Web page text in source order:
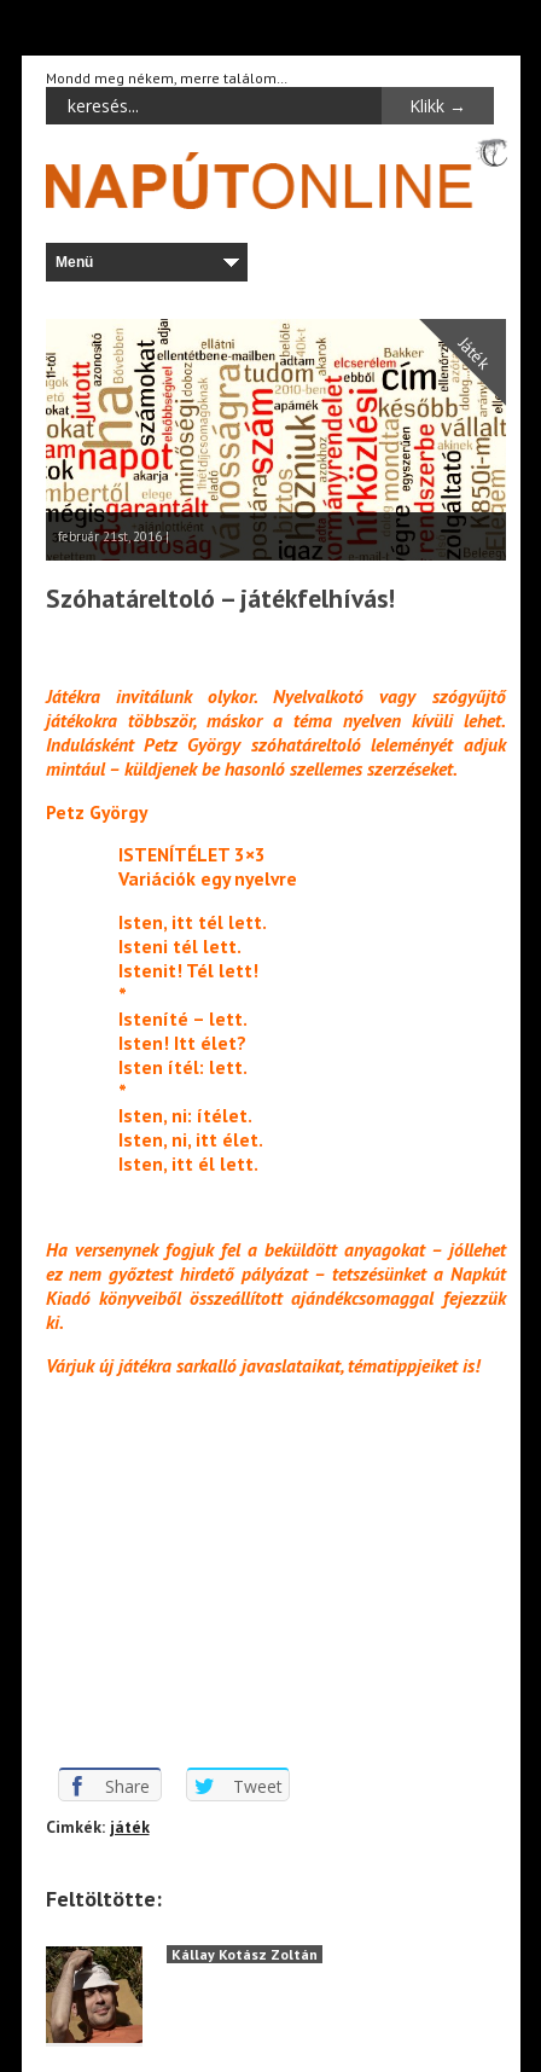
Mondd meg nékem, merre találom…
Játék
február 21st, 2016 |
Szóhatáreltoló – játékfelhívás!
Játékra invitálunk olykor. Nyelvalkotó vagy szógyűjtő
játékokra többször, máskor a téma nyelven kívüli lehet.
Indulásként Petz György szóhatáreltoló leleményét adjuk
mintául – küldjenek be hasonló szellemes szerzéseket.
Petz György
ISTENÍTÉLET 3×3
Variációk egy nyelvre
Isten, itt tél lett.
Isteni tél lett.
Istenit! Tél lett!
*
Isteníté – lett.
Isten! Itt élet?
Isten ítél: lett.
*
Isten, ni: ítélet.
Isten, ni, itt élet.
Isten, itt él lett.
Ha versenynek fogjuk fel a beküldött anyagokat – jóllehet
ez nem győztest hirdető pályázat – tetszésünket a Napkút
Kiadó könyveiből összeállított ajándékcsomaggal fejezzük
ki.
Várjuk új játékra sarkalló javaslataikat, tématippjeiket is!
Share Tweet
Cimkék: játék
Feltöltötte:
Kállay Kotász Zoltán